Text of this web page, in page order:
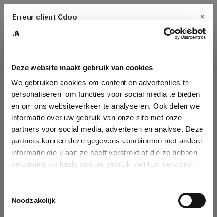
Deze website maakt gebruik van cookies
We gebruiken cookies om content en advertenties te
personaliseren, om functies voor social media te bieden
en om ons websiteverkeer te analyseren. Ook delen we
informatie over uw gebruik van onze site met onze
partners voor social media, adverteren en analyse. Deze
partners kunnen deze gegevens combineren met andere
informatie die u aan ze heeft verstrekt of die ze hebben
verzameld op basis van uw gebruik van hun services.
Noodzakelijk
Identification
de
l'entreprise
Please fill in your company details
form. If you don't find your company in our database, you can create
a new company record with the button below.
Erreur client Odoo ×
Une erreur s'est produite
Utilisez le bouton Copier pour reporter cette erreur à votre
service de support.
Voir les détails
Ok